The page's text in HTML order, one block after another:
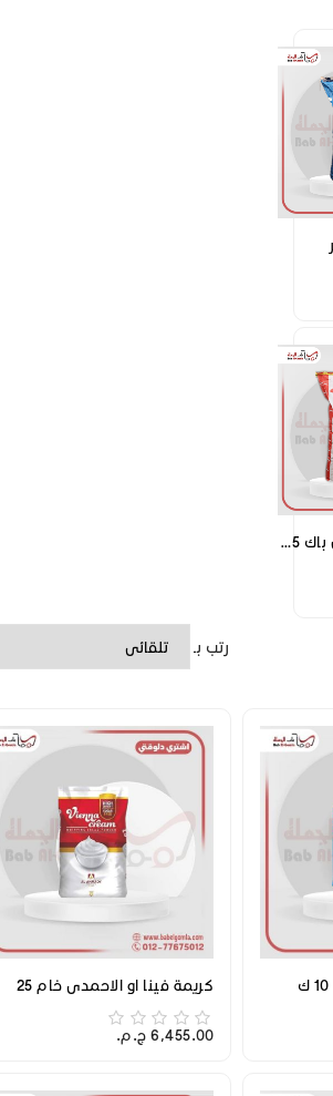
كريمة خام جولدن باك 25ك
رتب بـ
كريمة فينا او الاحمدي خام 25
6,455.00 ج.م.‏